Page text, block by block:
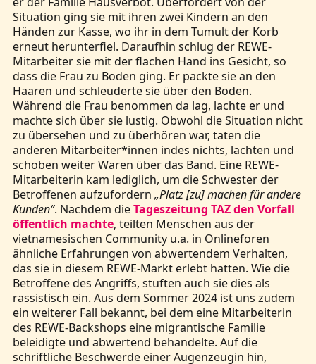
Situation ging sie mit ihren zwei Kindern an den
Händen zur Kasse, wo ihr in dem Tumult der Korb
erneut herunterfiel. Daraufhin schlug der REWE-
Mitarbeiter sie mit der flachen Hand ins Gesicht, so
dass die Frau zu Boden ging. Er packte sie an den
Haaren und schleuderte sie über den Boden.
Während die Frau benommen da lag, lachte er und
machte sich über sie lustig. Obwohl die Situation nicht
zu übersehen und zu überhören war, taten die
anderen Mitarbeiter*innen indes nichts, lachten und
schoben weiter Waren über das Band. Eine REWE-
Mitarbeiterin kam lediglich, um die Schwester der
Betroffenen aufzufordern „Platz [zu] machen für andere
Kunden“. Nachdem dieTageszeitung TAZ den Vorfall
öffentlich machte, teilten Menschen aus der
vietnamesischen Community u.a. in Onlineforen
ähnliche Erfahrungen von abwertendem Verhalten,
das sie in diesem REWE-Markt erlebt hatten. Wie die
Betroffene des Angriffs, stuften auch sie dies als
rassistisch ein. Aus dem Sommer 2024 ist uns zudem
ein weiterer Fall bekannt, bei dem eine Mitarbeiterin
des REWE-Backshops eine migrantische Familie
beleidigte und abwertend behandelte. Auf die
schriftliche Beschwerde einer Augenzeugin hin,